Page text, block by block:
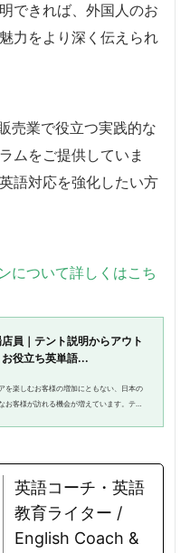
できれば、外国人のお
力をより深く伝えられ
売業で役立つ実践的な
ムをご提供していま
語対応を強化したい方
について詳しくはこち
員｜テント説明からアウト
お役立ち英単語...
を楽しむお客様の増加にともない、日本の
お客様が訪れる機会が増えています。テン
英語コーチ・英語
教育ライター /
English Coach &